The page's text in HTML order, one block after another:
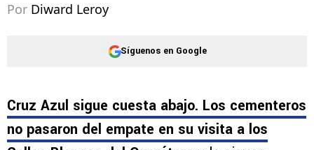
Por Diward Leroy
Síguenos en Google
Cruz Azul sigue cuesta abajo. Los cementeros
no pasaron del empate en su visita a los